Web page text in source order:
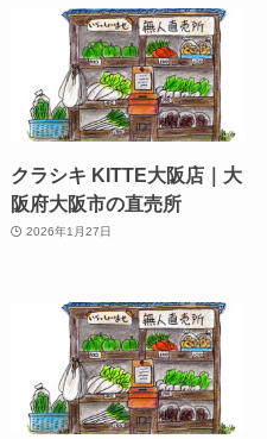
クラシキ KITTE大阪店｜大
阪府大阪市の直売所
2026年1月27日